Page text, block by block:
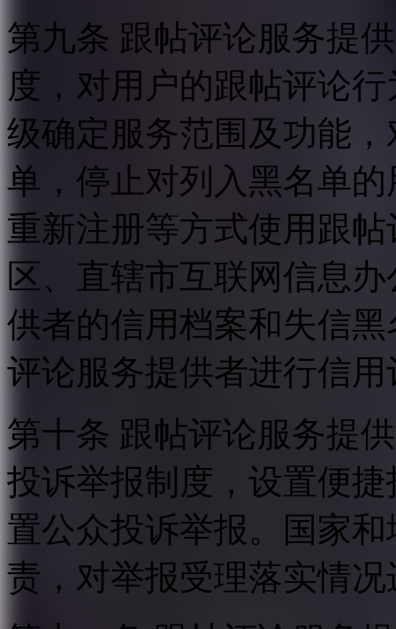
第九条 跟帖评论服务提
度，对用户的跟帖评论
级确定服务范围及功能
单，停止对列入黑名单
重新注册等方式使用跟
区、直辖市互联网信息
供者的信用档案和失信
评论服务提供者进行信用
第十条 跟帖评论服务提
投诉举报制度，设置便
置公众投诉举报。国家
责，对举报受理落实情